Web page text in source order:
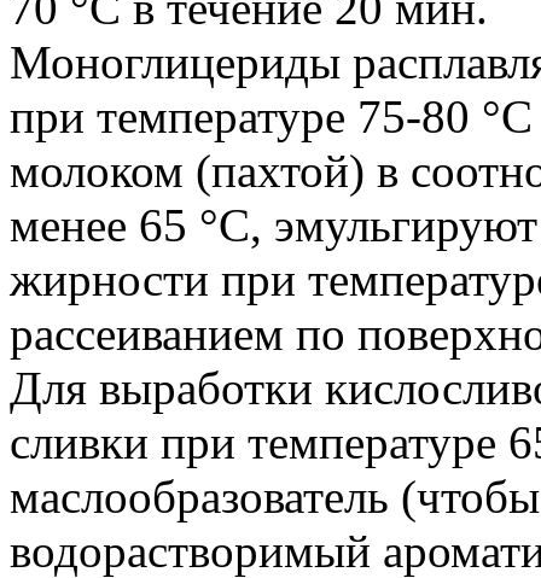
Моноглицериды
при температуре 75-80
молоком (пахтой) в
менее 65 °С,
жирности при
рассеиванием по
Для выработки
сливки при температуре
маслообразователь
водорастворимый